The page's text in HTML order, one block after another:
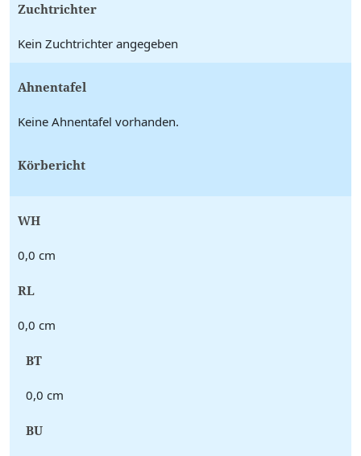
Zuchtrichter
Kein Zuchtrichter angegeben
Ahnentafel
Keine Ahnentafel vorhanden.
Körbericht
WH
0,0 cm
RL
0,0 cm
BT
0,0 cm
BU